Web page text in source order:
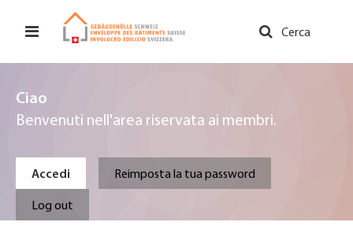
contenuto
principale
Cerca
Ciao
Benvenuti nell'area riservata ai membri.
Primary
tabs
Accedi Reimposta la tua password
Log out